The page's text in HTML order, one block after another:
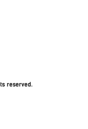
reserved.